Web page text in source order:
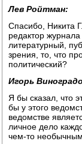
Лев Ройтман:
Спасибо, Никита
редактор
литературный,
зрения, то, что
политический?
Игорь
Я бы сказал, что
бы у этого
ведомстве
личное дело
чем-то